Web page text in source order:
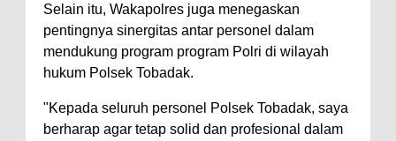
Selain itu, Wakapolres juga menegaskan
pentingnya sinergitas antar personel dalam
mendukung program program Polri di wilayah
hukum Polsek Tobadak.
"Kepada seluruh personel Polsek Tobadak, saya
berharap agar tetap solid dan profesional dalam